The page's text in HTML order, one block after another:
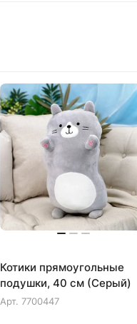
Котики прямоугольные
подушки, 40 см (Серый)
Арт. 7700447